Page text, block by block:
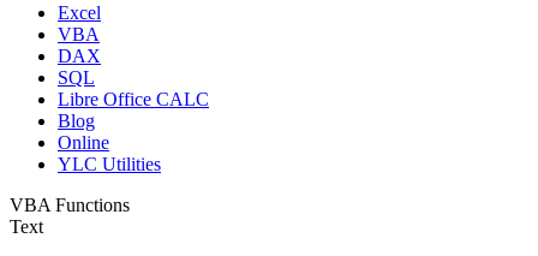
Excel
VBA
DAX
SQL
Libre Office CALC
Blog
Online
YLC Utilities
VBA Functions
Text